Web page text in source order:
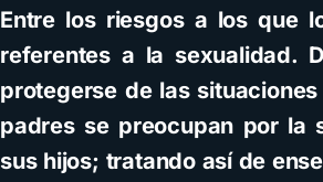
Entre los riesgos a los que
referentes a la sexualidad.
protegerse de las
padres se preocupan por la
sus hijos; tratando así de